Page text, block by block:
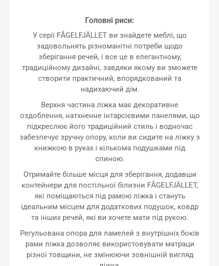
Головні риси:
У серії FÅGELFJÄLLET ви знайдете меблі, що
задовольнять різноманітні потреби щодо
зберігання речей, і все це в елегантному,
традиційному дизайні, завдяки якому ви зможете
створити практичний, впорядкований та
надихаючий дім.
Верхня частина ліжка має декоративне
оздоблення, натхненне інтарсієвими панелями, що
підкреслює його традиційний стиль і водночас
забезпечує зручну опору, коли ви сидите на ліжку з
книжкою в руках і кількома подушками під
спиною.
Отримайте більше місця для зберігання, додавши
контейнери для постільної білизни FÅGELFJÄLLET,
які поміщаються під рамою ліжка і стануть
ідеальним місцем для додаткових подушок, ковдр
та інших речей, які ви хочете мати під рукою.
Регульована опора для ламелей з внутрішніх боків
рами ліжка дозволяє використовувати матраци
різної товщини, не змінюючи зовнішній вигляд